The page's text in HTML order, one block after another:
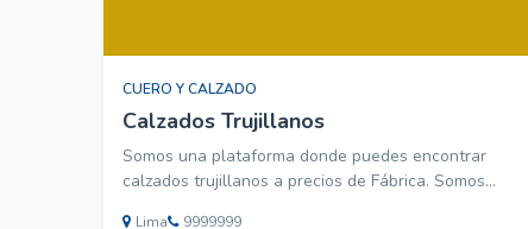
CUERO Y CALZADO
Calzados Trujillanos
Somos una plataforma donde puedes encontrar
calzados trujillanos a precios de Fábrica. Somos
Lima 9999999